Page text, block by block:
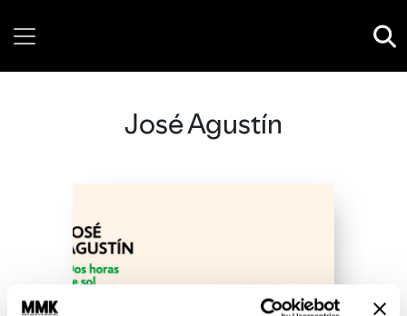
José Agustín